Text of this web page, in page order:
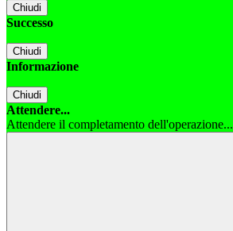
Chiudi
Successo
Chiudi
Informazione
Chiudi
Attendere...
Attendere il completamento dell'operazione...